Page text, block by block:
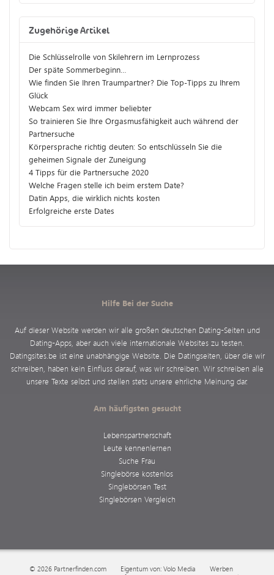
Zugehörige Artikel
Die Schlüsselrolle von Skilehrern im Lernprozess
Der späte Sommerbeginn…
Wie finden Sie Ihren Traumpartner? Die Top-Tipps zu Ihrem
Glück
Webcam Sex wird immer beliebter
So trainieren Sie Ihre Orgasmusfähigkeit auch während der
Partnersuche
Körpersprache richtig deuten: So entschlüsseln Sie die
geheimen Signale der Zuneigung
4 Tipps für die Partnersuche 2020
Welche Fragen stelle ich beim erstem Date?
Datin Apps, die wirklich nichts kosten
Erfolgreiche erste Dates
Hilfe Bei der Suche
Auf dieser Website werden wir alle großen deutschen Dating-Seiten und
Dating-Apps, aber auch viele internationale Websites zu testen.
Datingsites.be ist eine unabhängige Website. Die Datingseiten, über die wir
schreiben, haben kein Einfluss darauf, was wir schreiben. Wir schreiben alle
unsere Texte selbst und stellen stets unsere ehrliche Meinung dar.
Am häufigsten gesucht
Lebenspartnerschaft
Leute kennenlernen
Suche Frau
Singlebörse kostenlos
Singlebörsen Test
Singlebörsen Vergleich
© 2026 Partnerfinden.com Eigentum von: Volo Media
Werben